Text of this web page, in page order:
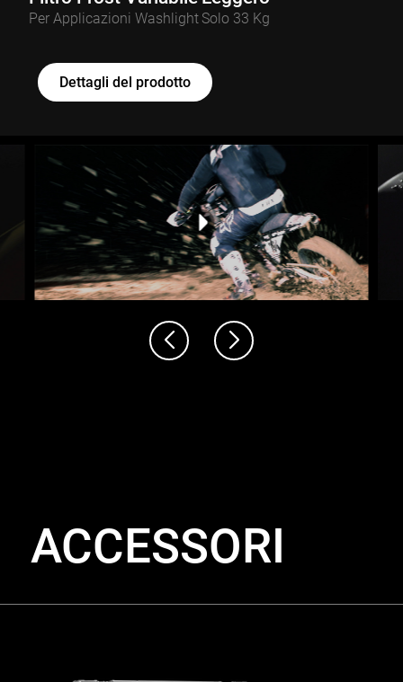
Per Applicazioni Washlight Solo 33 Kg
Dettagli del prodotto
ACCESSORI